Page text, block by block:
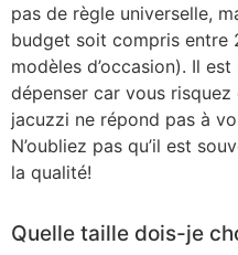
pas de règle universelle,
budget soit compris
modèles d’occasion). Il
dépenser car vous risquez
jacuzzi ne répond pas à
N’oubliez pas qu’il est
la qualité!
Quelle taille dois-je